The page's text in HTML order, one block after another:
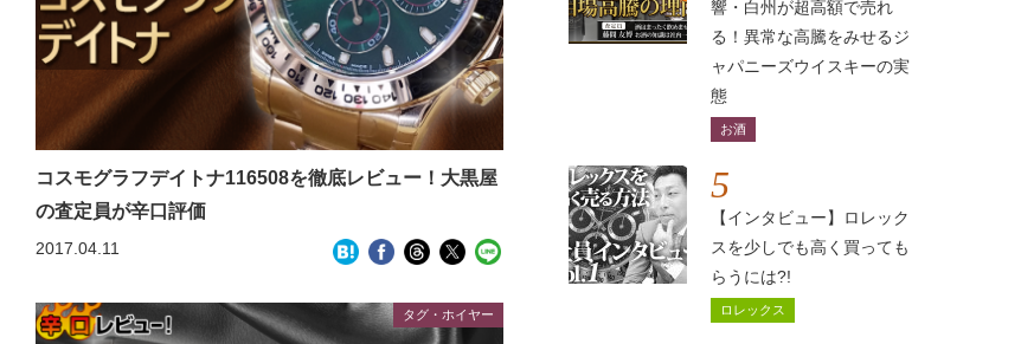
コスモグラフデイトナ116508を徹底レビュー！大黒屋
の査定員が辛口評価
2017.04.11
タグ・ホイヤー
響・白州が超高額で売れ
る！異常な高騰をみせるジ
ャパニーズウイスキーの実
態
お酒
5
【インタビュー】ロレック
スを少しでも高く買っても
らうには?!
ロレックス